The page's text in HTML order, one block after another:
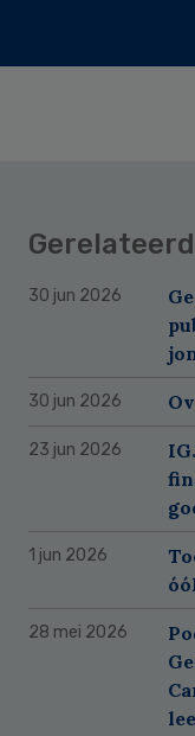
30 jun 2026
30 jun 2026
23 jun 2026
1 jun 2026
28 mei 2026